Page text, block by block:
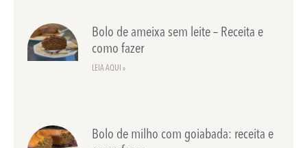
Bolo de ameixa sem leite – Receita e
como fazer
LEIA AQUI »
Bolo de milho com goiabada: receita e